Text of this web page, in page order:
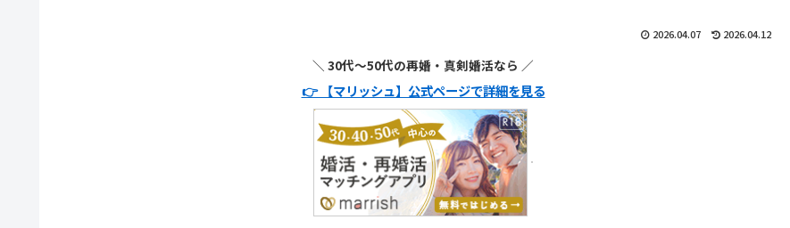
2026.04.07 2026.04.12
＼ 30代〜50代の再婚・真剣婚活なら ／
👉 【マリッシュ】公式ページで詳細を見る